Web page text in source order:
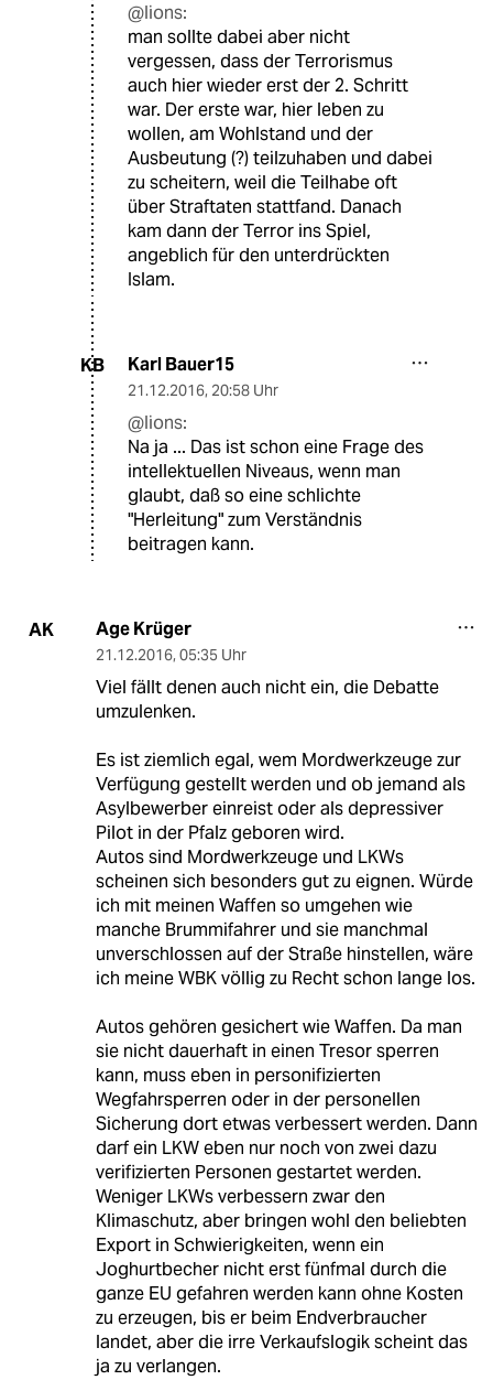
@lions:
man sollte dabei aber nicht
vergessen, dass der Terrorismus
auch hier wieder erst der 2. Schritt
war. Der erste war, hier leben zu
wollen, am Wohlstand und der
Ausbeutung (?) teilzuhaben und dabei
zu scheitern, weil die Teilhabe oft
über Straftaten stattfand. Danach
kam dann der Terror ins Spiel,
angeblich für den unterdrückten
Islam.
KB Karl Bauer15
21.12.2016, 20:58 Uhr
@lions:
Na ja ... Das ist schon eine Frage des
intellektuellen Niveaus, wenn man
glaubt, daß so eine schlichte
"Herleitung" zum Verständnis
beitragen kann.
AK Age Krüger
21.12.2016, 05:35 Uhr
Viel fällt denen auch nicht ein, die Debatte
umzulenken.
Es ist ziemlich egal, wem Mordwerkzeuge zur
Verfügung gestellt werden und ob jemand als
Asylbewerber einreist oder als depressiver
Pilot in der Pfalz geboren wird.
Autos sind Mordwerkzeuge und LKWs
scheinen sich besonders gut zu eignen. Würde
ich mit meinen Waffen so umgehen wie
manche Brummifahrer und sie manchmal
unverschlossen auf der Straße hinstellen, wäre
ich meine WBK völlig zu Recht schon lange los.
Autos gehören gesichert wie Waffen. Da man
sie nicht dauerhaft in einen Tresor sperren
kann, muss eben in personifizierten
Wegfahrsperren oder in der personellen
Sicherung dort etwas verbessert werden. Dann
darf ein LKW eben nur noch von zwei dazu
verifizierten Personen gestartet werden.
Weniger LKWs verbessern zwar den
Klimaschutz, aber bringen wohl den beliebten
Export in Schwierigkeiten, wenn ein
Joghurtbecher nicht erst fünfmal durch die
ganze EU gefahren werden kann ohne Kosten
zu erzeugen, bis er beim Endverbraucher
landet, aber die irre Verkaufslogik scheint das
ja zu verlangen.